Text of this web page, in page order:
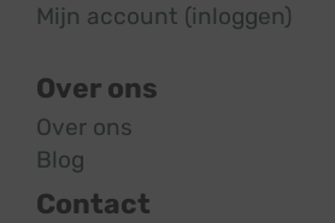
Mijn account (inloggen)
Over ons
Over ons
Blog
Contact